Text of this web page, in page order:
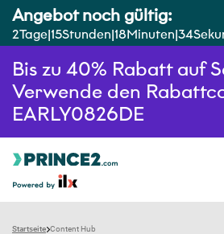
Angebot noch gültig:
2Tage 15Stunden 18Minuten 34
Bis zu 40% Rabatt auf
Verwende den
EARLY0826DE
Startseite Content Hub